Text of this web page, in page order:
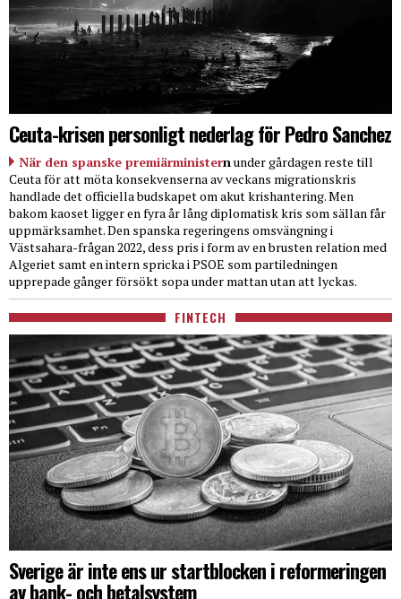
Ceuta-krisen personligt nederlag för Pedro Sanchez
När den spanske premiärministern under gårdagen reste till
Ceuta för att möta konsekvenserna av veckans migrationskris
handlade det officiella budskapet om akut krishantering. Men
bakom kaoset ligger en fyra år lång diplomatisk kris som sällan får
uppmärksamhet. Den spanska regeringens omsvängning i
Västsahara-frågan 2022, dess pris i form av en brusten relation med
Algeriet samt en intern spricka i PSOE som partiledningen
upprepade gånger försökt sopa under mattan utan att lyckas.
FINTECH
Sverige är inte ens ur startblocken i reformeringen
av bank- och betalsystem